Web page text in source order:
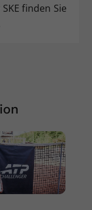
finden Sie